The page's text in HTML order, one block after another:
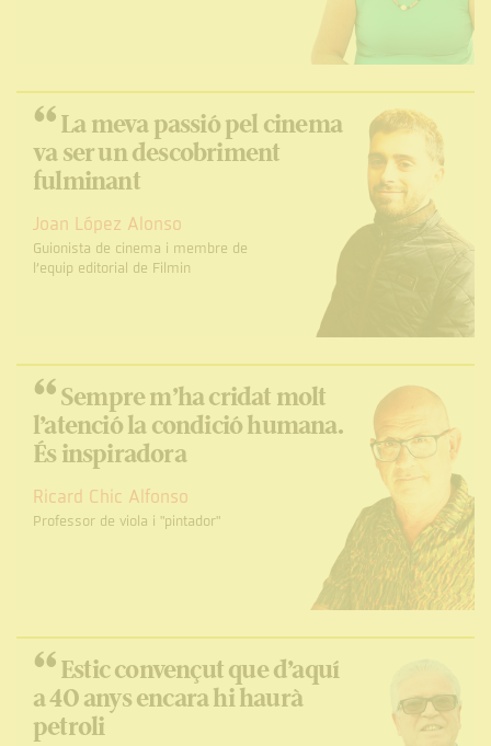
“La meva passió pel cinema
va ser un descobriment
fulminant
Joan López Alonso
Guionista de cinema i membre de
l’equip editorial de Filmin
“Sempre m’ha cridat molt
l’atenció la condició humana.
És inspiradora
Ricard Chic Alfonso
Professor de viola i "pintador"
“Estic convençut que d’aquí
a 40 anys encara hi haurà
petroli